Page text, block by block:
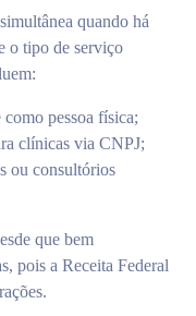
quando há
o tipo de serviço
pessoa física;
clínicas via CNPJ;
ou consultórios
que bem
pois a Receita Federal